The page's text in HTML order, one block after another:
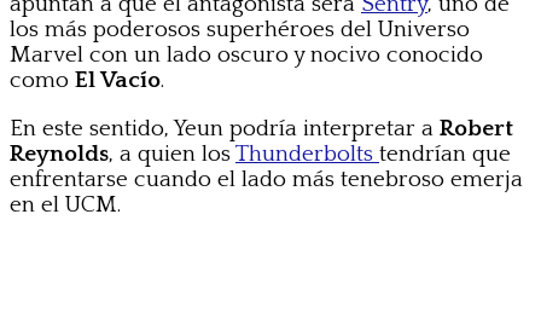
los más poderosos superhéroes del Universo
Marvel con un lado oscuro y nocivo conocido
como El Vacío.
En este sentido, Yeun podría interpretar a Robert
Reynolds, a quien losThunderbolts tendrían que
enfrentarse cuando el lado más tenebroso emerja
en el UCM.